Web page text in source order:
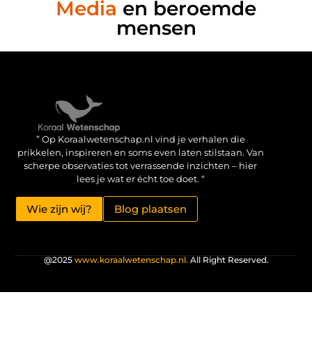
Media en beroemde
mensen
” Op Koraalwetenschap.nl vind je verhalen die
prikkelen, inspireren en soms even laten stilstaan. Van
scherpe observaties tot verrassende inzichten – hier
lees je wat er écht toe doet. “
Wie zijn wij? Blog plaatsen
@2025 www.koraalwetenschap.nl. All Right Reserved.